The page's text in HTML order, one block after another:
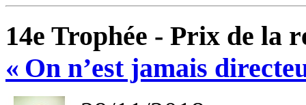
14e Trophée - Prix de la
« On n’est jamais